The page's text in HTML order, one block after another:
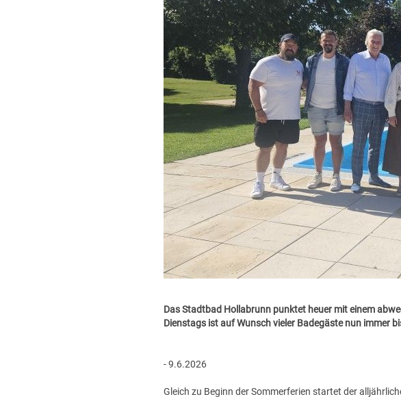
Das Stadtbad Hollabrunn punktet heuer mit einem
Dienstags ist auf Wunsch vieler Badegäste nun immer
- 9.6.2026
Gleich zu Beginn der Sommerferien startet der